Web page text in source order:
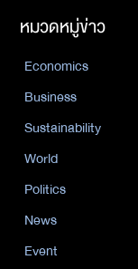
หมวดหมู่ข่าว
Economics
Business
Sustainability
World
Politics
News
Event